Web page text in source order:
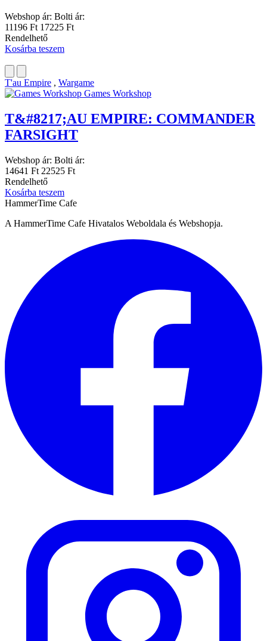
Webshop ár: Bolti ár:
11196 Ft 17225 Ft
Rendelhető
Kosárba teszem
T'au Empire , Wargame
Games Workshop
T&#8217;AU EMPIRE: COMMANDER
FARSIGHT
Webshop ár: Bolti ár:
14641 Ft 22525 Ft
Rendelhető
Kosárba teszem
HammerTime Cafe
A HammerTime Cafe Hivatalos Weboldala és Webshopja.